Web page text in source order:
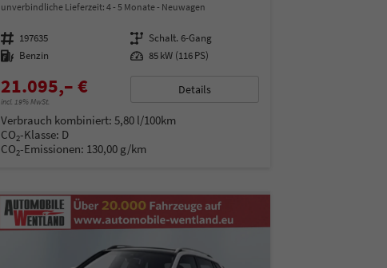
unverbindliche Lieferzeit: 4 - 5 Monate Neuwagen
Fahrzeugnummer 197635 Getriebe Schalt. 6-Gang
Kraftstoff Benzin Leistung 85 kW (116 PS)
21.095,– €
incl. 19% MwSt.
Details
Verbrauch kombiniert:5,80 l/100km
CO2-Klasse: D
CO2-Emissionen: 130,00 g/km